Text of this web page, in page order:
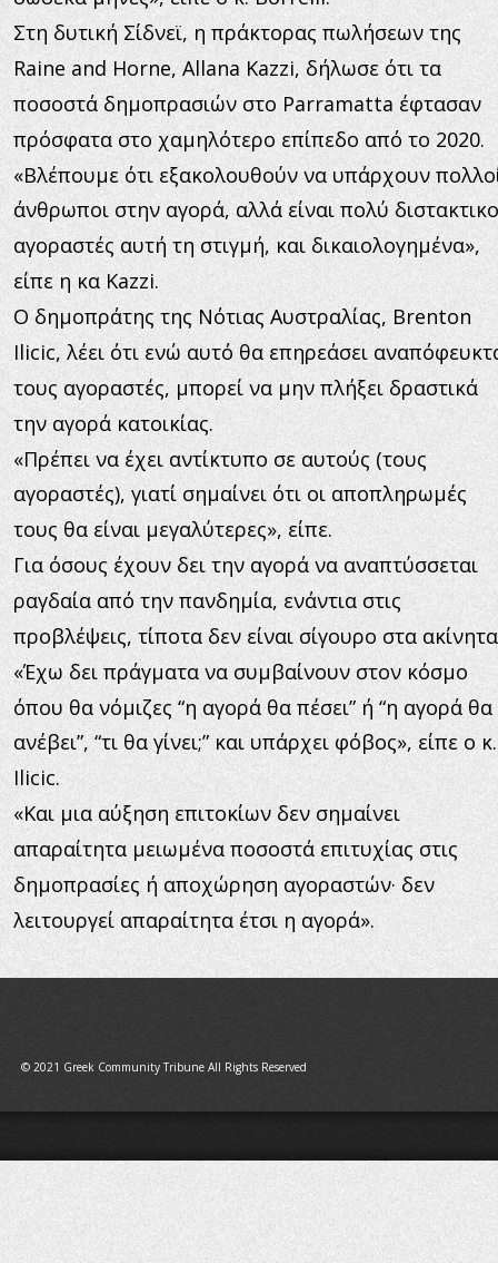
© 2021 Greek Community Tribune All Rights Reserved
Στη δυτική Σίδνεϊ, η πράκτορας πωλήσεων της
Raine and Horne, Allana Kazzi, δήλωσε ότι τα
ποσοστά δημοπρασιών στο Parramatta έφτασαν
πρόσφατα στο χαμηλότερο επίπεδο από το 2020.
«Βλέπουμε ότι εξακολουθούν να υπάρχουν
άνθρωποι στην αγορά, αλλά είναι πολύ
αγοραστές αυτή τη στιγμή, και δικαιολογημένα»,
είπε η κα Kazzi.
Ο δημοπράτης της Νότιας Αυστραλίας, Brenton
Ilicic, λέει ότι ενώ αυτό θα επηρεάσει
τους αγοραστές, μπορεί να μην πλήξει δραστικά
την αγορά κατοικίας.
«Πρέπει να έχει αντίκτυπο σε αυτούς (τους
αγοραστές), γιατί σημαίνει ότι οι αποπληρωμές
τους θα είναι μεγαλύτερες», είπε.
Για όσους έχουν δει την αγορά να αναπτύσσεται
ραγδαία από την πανδημία, ενάντια στις
προβλέψεις, τίποτα δεν είναι σίγουρο στα
«Έχω δει πράγματα να συμβαίνουν στον κόσμο
όπου θα νόμιζες “η αγορά θα πέσει” ή “η αγορά θα
ανέβει”, “τι θα γίνει;” και υπάρχει φόβος», είπε ο
Ilicic.
«Και μια αύξηση επιτοκίων δεν σημαίνει
απαραίτητα μειωμένα ποσοστά επιτυχίας στις
δημοπρασίες ή αποχώρηση αγοραστών· δεν
λειτουργεί απαραίτητα έτσι η αγορά».